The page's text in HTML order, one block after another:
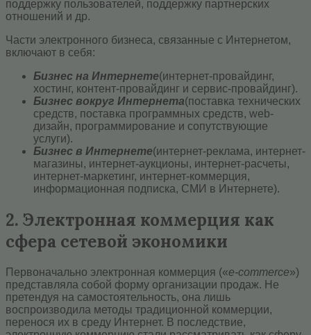
поддержку пользователей, поддержку партнерских
отношений и др.
Части электронного бизнеса, связанные с Интернетом,
включают в себя:
Бизнес на Интернете(интернет-провайдинг,
хостинг, контент-провайдинг и сервис-провайдинг).
Бизнес вокруг Интернета(поставка технических
средств, поставка программных средств, web-
дизайн, программирование и сопутствующие
услуги).
Бизнес в Интернете(интернет-реклама, интернет-
магазины, интернет-аукционы, интернет-расчеты,
интернет-маркетинг, интернет-коммерция,
информационная подписка, СМИ в Интернете).
2. Электронная коммерция как
сфера сетевой экономики
Первоначально электронная коммерция («е-commerce»)
представляла собой форму организации продаж. Не
претендуя на самостоятельность, она лишь
воспроизводила методы традиционной коммерции,
перенося их в среду Интернет. В последствие,